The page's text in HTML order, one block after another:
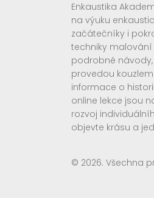
Enkaustika
na výuku
začátečníky i
techniky malování
podrobné
provedou
informace o
online lekce jsou
rozvoj
objevte krásu a
© 2026. Všechna